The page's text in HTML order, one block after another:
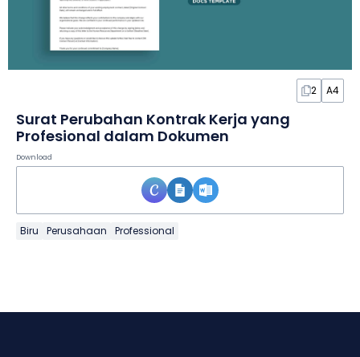
2 A4
Surat Perubahan Kontrak Kerja yang
Profesional dalam Dokumen
Download
Biru Perusahaan Professional